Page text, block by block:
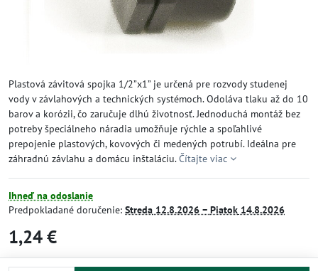
Plastová závitová spojka 1/2”x1” je určená pre rozvody studenej
vody v závlahových a technických systémoch. Odoláva tlaku až do 10
barov a korózii, čo zaručuje dlhú životnosť. Jednoduchá montáž bez
potreby špeciálneho náradia umožňuje rýchle a spoľahlivé
prepojenie plastových, kovových či medených potrubí. Ideálna pre
záhradnú závlahu a domácu inštaláciu.Čítajte viac
Ihneď na odoslanie
Predpokladané doručenie: Streda 12.8.2026 − Piatok 14.8.2026
1,24 €